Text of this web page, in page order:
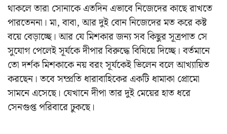
থাকলে তারা সোনাকে এতদিন এভাবে নিজেদের কাছে রাখতে
পারতেননা। মা, বাবা, আর দুই বোন নিজেদের মত করে কষ্ট
বয়ে বেড়াচ্ছে। আর যে মিশকার জন্য সব কিছুর সূত্রপাত সে
সুযোগ পেলেই সূর্যকে দীপার বিরুদ্ধে বিষিয়ে দিচ্ছে। বর্তমানে
তো দর্শক মিশকাকে নয় বরং সূর্যকেই ভিলেন বলে আখ্যায়িত
করছেন। তবে সম্প্রতি ধারাবাহিকের একটি ধামাকা প্রোমো
সামনে এসেছে। যেখানে দীপা তার দুই মেয়ের হাত ধরে
সেনগুপ্ত পরিবারে ঢুকছে।